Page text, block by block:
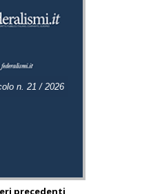
n. 21 / 2026
precedenti